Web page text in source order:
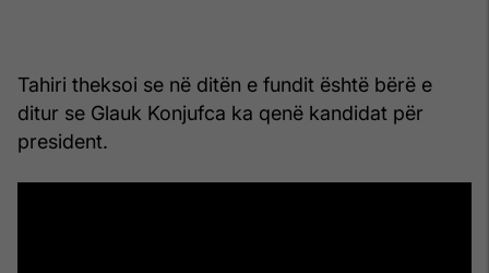
Tahiri theksoi se në ditën e fundit është bërë e
ditur se Glauk Konjufca ka qenë kandidat për
president.